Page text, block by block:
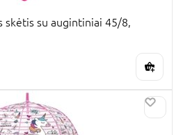
skėtis su augintiniai 45/8,